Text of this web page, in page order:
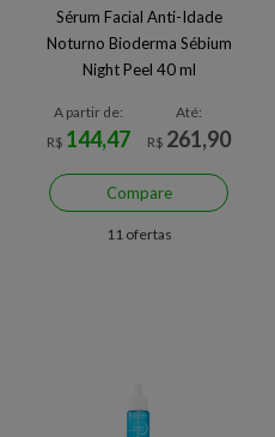
Sérum Facial Anti-Idade
Noturno Bioderma Sébium
Night Peel 40 ml
A partir de:
R$ 144,47
Até:
R$ 261,90
Compare
11 ofertas